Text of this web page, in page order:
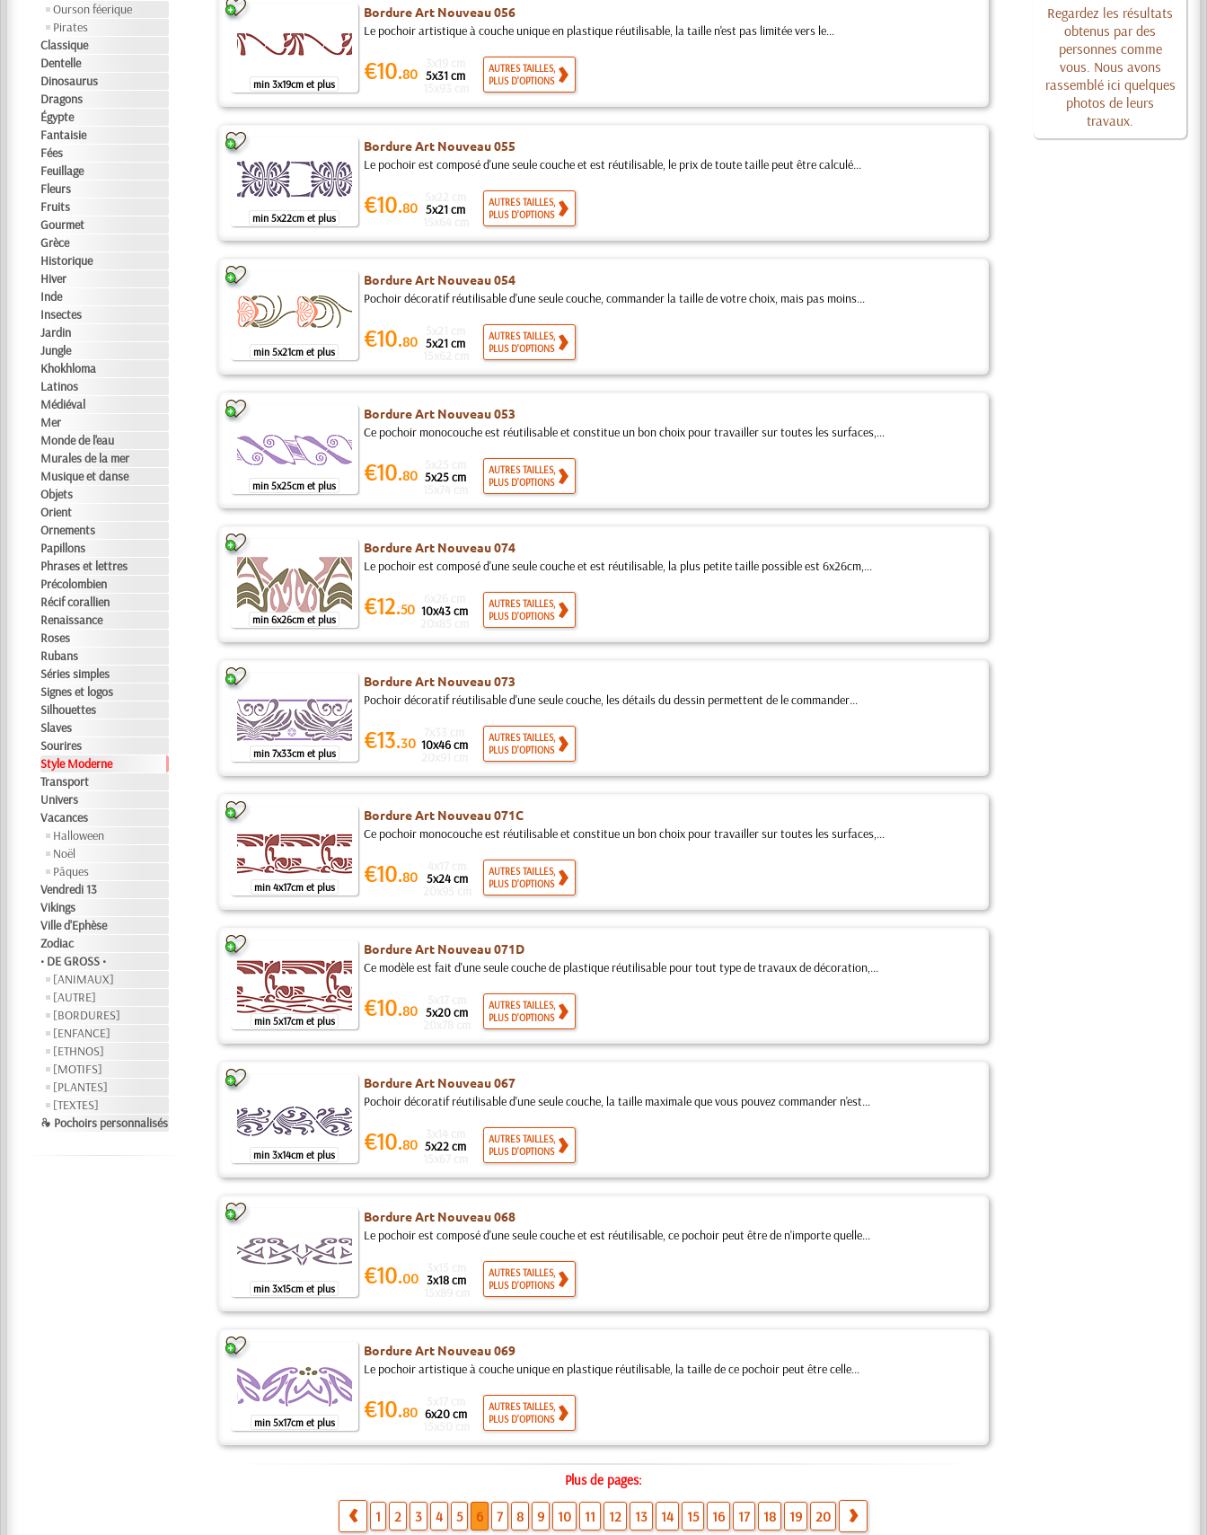
Ourson féerique
Pirates
Classique
Dentelle
Dinosaurus
Dragons
Égypte
Fantaisie
Fées
Feuillage
Fleurs
Fruits
Gourmet
Grèce
Historique
Hiver
Inde
Insectes
Jardin
Jungle
Khokhloma
Latinos
Médiéval
Mer
Monde de l'eau
Murales de la mer
Musique et danse
Objets
Orient
Ornements
Papillons
Phrases et lettres
Précolombien
Récif corallien
Renaissance
Roses
Rubans
Séries simples
Signes et logos
Silhouettes
Slaves
Sourires
Style Moderne
Transport
Univers
Vacances
Halloween
Noël
Pâques
Vendredi 13
Vikings
Ville d'Ephèse
Zodiac
• DE GROSS •
[ANIMAUX]
[AUTRE]
[BORDURES]
[ENFANCE]
[ETHNOS]
[MOTIFS]
[PLANTES]
[TEXTES]
❧ Pochoirs personnalisés
Regardez les résultats
obtenus par des
personnes comme
vous. Nous avons
rassemblé ici quelques
photos de leurs
travaux.
min 3x19cm et plus
Bordure Art Nouveau 056
Le pochoir artistique à couche unique en plastique réutilisable, la taille n'est pas limitée vers le...
€10.80 5x31 cm
AUTRES TAILLES,
PLUS D'OPTIONS
min 5x22cm et plus
Bordure Art Nouveau 055
Le pochoir est composé d'une seule couche et est réutilisable, le prix de toute taille peut être calculé...
€10.80 5x21 cm
AUTRES TAILLES,
PLUS D'OPTIONS
min 5x21cm et plus
Bordure Art Nouveau 054
Pochoir décoratif réutilisable d'une seule couche, commander la taille de votre choix, mais pas moins...
€10.80 5x21 cm
AUTRES TAILLES,
PLUS D'OPTIONS
min 5x25cm et plus
Bordure Art Nouveau 053
Ce pochoir monocouche est réutilisable et constitue un bon choix pour travailler sur toutes les surfaces,...
€10.80 5x25 cm
AUTRES TAILLES,
PLUS D'OPTIONS
min 6x26cm et plus
Bordure Art Nouveau 074
Le pochoir est composé d'une seule couche et est réutilisable, la plus petite taille possible est 6x26cm,...
€12.50 10x43 cm
AUTRES TAILLES,
PLUS D'OPTIONS
min 7x33cm et plus
Bordure Art Nouveau 073
Pochoir décoratif réutilisable d'une seule couche, les détails du dessin permettent de le commander...
€13.30 10x46 cm
AUTRES TAILLES,
PLUS D'OPTIONS
min 4x17cm et plus
Bordure Art Nouveau 071C
Ce pochoir monocouche est réutilisable et constitue un bon choix pour travailler sur toutes les surfaces,...
€10.80 5x24 cm
AUTRES TAILLES,
PLUS D'OPTIONS
min 5x17cm et plus
Bordure Art Nouveau 071D
Ce modèle est fait d'une seule couche de plastique réutilisable pour tout type de travaux de décoration,...
€10.80 5x20 cm
AUTRES TAILLES,
PLUS D'OPTIONS
min 3x14cm et plus
Bordure Art Nouveau 067
Pochoir décoratif réutilisable d'une seule couche, la taille maximale que vous pouvez commander n'est...
€10.80 5x22 cm
AUTRES TAILLES,
PLUS D'OPTIONS
min 3x15cm et plus
Bordure Art Nouveau 068
Le pochoir est composé d'une seule couche et est réutilisable, ce pochoir peut être de n'importe quelle...
€10.00 3x18 cm
AUTRES TAILLES,
PLUS D'OPTIONS
min 5x17cm et plus
Bordure Art Nouveau 069
Le pochoir artistique à couche unique en plastique réutilisable, la taille de ce pochoir peut être celle...
€10.80 6x20 cm
AUTRES TAILLES,
PLUS D'OPTIONS
Plus de pages:
1 2 3 4 5 6 7 8 9 10 11 12 13 14 15 16 17 18 19 20